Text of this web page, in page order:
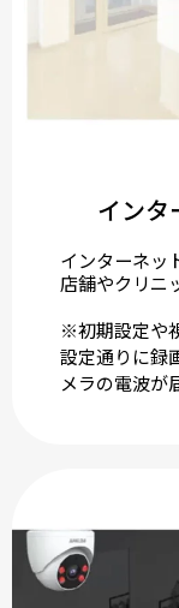
インタ
インターネッ
店舗やクリニ
※初期設定や
設定通りに録
メラの電波が